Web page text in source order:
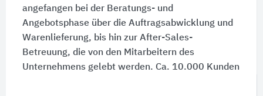
angefangen bei der Beratungs- und
Angebotsphase über die Auftragsabwicklung und
Warenlieferung, bis hin zur After-Sales-
Betreuung, die von den Mitarbeitern des
Unternehmens gelebt werden. Ca. 10.000 Kunden